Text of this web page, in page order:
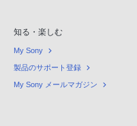
知る・楽しむ
My Sony
製品のサポート登録
My Sony メールマガジン